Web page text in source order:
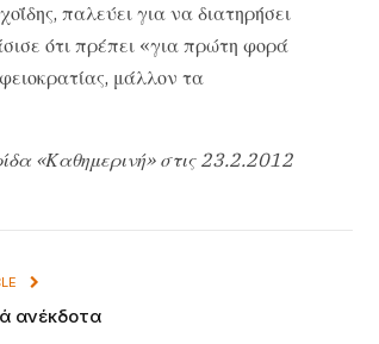
παλεύει για να διατηρήσει
ότι πρέπει «για πρώτη φορά
μάλλον τα
«Καθημερινή» στις 23.2.2012
ανέκδοτα